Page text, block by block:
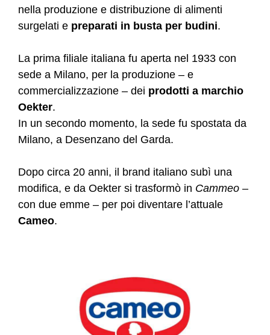
nella produzione e distribuzione di alimenti
surgelati e preparati in busta per budini.
La prima filiale italiana fu aperta nel 1933 con
sede a Milano, per la produzione – e
commercializzazione – dei prodotti a marchio
Oekter.
In un secondo momento, la sede fu spostata da
Milano, a Desenzano del Garda.
Dopo circa 20 anni, il brand italiano subì una
modifica, e da Oekter si trasformò in Cammeo –
con due emme – per poi diventare l’attuale
Cameo.